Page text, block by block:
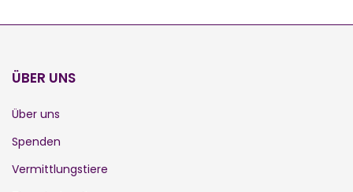
ÜBER UNS
Über uns
Spenden
Vermittlungstiere